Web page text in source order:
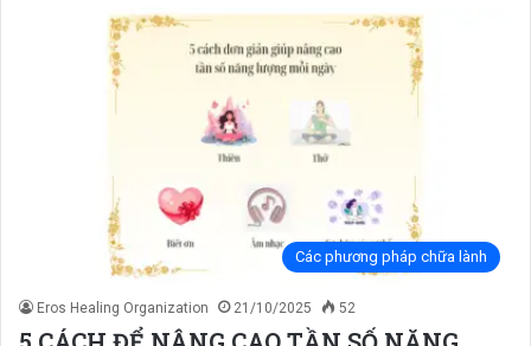
Các phương pháp chữa lành
Eros Healing Organization 21/10/2025 52